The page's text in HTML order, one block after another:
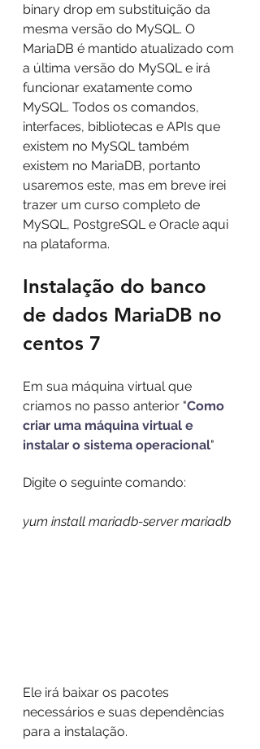
binary drop em substituição da
mesma versão do MySQL. O
MariaDB é mantido atualizado com
a última versão do MySQL e irá
funcionar exatamente como
MySQL. Todos os comandos,
interfaces, bibliotecas e APIs que
existem no MySQL também
existem no MariaDB, portanto
usaremos este, mas em breve irei
trazer um curso completo de
MySQL, PostgreSQL e Oracle aqui
na plataforma.
Instalação do banco
de dados MariaDB no
centos 7
Em sua máquina virtual que
criamos no passo anterior "Como
criar uma máquina virtual e
instalar o sistema operacional"
Digite o seguinte comando:
yum install mariadb-server mariadb
Ele irá baixar os pacotes
necessários e suas dependências
para a instalação.